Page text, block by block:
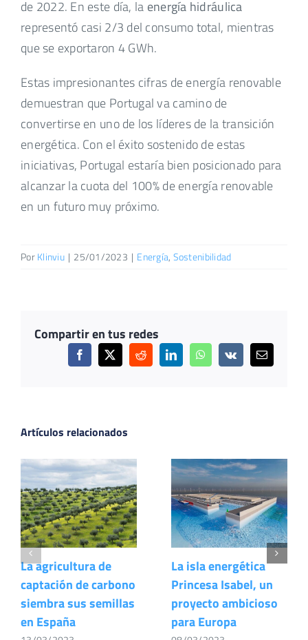
de 2022. En este día, la energía hidráulica
representó casi 2/3 del consumo total, mientras
que se exportaron 4 GWh.
Estas impresionantes cifras de energía renovable
demuestran que Portugal va camino de
convertirse en uno de los líderes de la transición
energética. Con el éxito sostenido de estas
iniciativas, Portugal estaría bien posicionado para
alcanzar la cuota del 100% de energía renovable
en un futuro muy próximo.
PorKlinviu | 25/01/2023 | Energía, Sostenibilidad
Compartir en tus redes
Facebook
X RedditLinkedInWhatsApp
Vk
Correo
Artículos relacionados
La agricultura de
captación de carbono
siembra sus semillas
en España
La isla energética
Princesa Isabel, un
proyecto ambicioso
para Europa